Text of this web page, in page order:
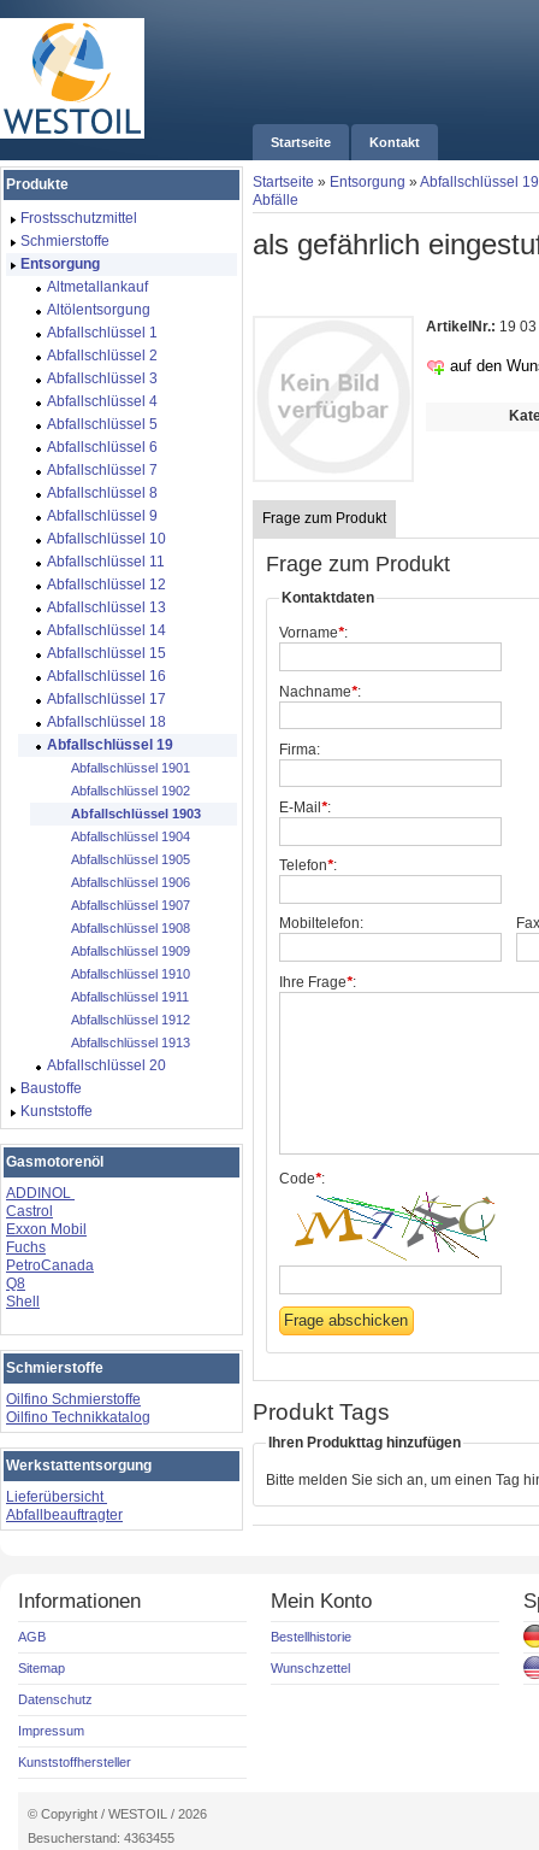
Startseite Kontakt
Startseite » Entsorgung »Abfallschlüssel 19
Abfälle
als gefährlich
ArtikelNr.: 19
auf den
Frage zum Produkt
Frage zum Produkt
Kontaktdaten
Vorname*:
Nachname*:
Firma:
E-Mail *:
Telefon*:
Mobiltelefon:
Ihre Frage*:
Code*:
Produkt Tags
Ihren Produkttag hinzufügen
Bitte melden Sie sich an, um einen Tag
Produkte
Frostsschutzmittel
Schmierstoffe
Entsorgung
Altmetallankauf
Altölentsorgung
Abfallschlüssel 1
Abfallschlüssel 2
Abfallschlüssel 3
Abfallschlüssel 4
Abfallschlüssel 5
Abfallschlüssel 6
Abfallschlüssel 7
Abfallschlüssel 8
Abfallschlüssel 9
Abfallschlüssel 10
Abfallschlüssel 11
Abfallschlüssel 12
Abfallschlüssel 13
Abfallschlüssel 14
Abfallschlüssel 15
Abfallschlüssel 16
Abfallschlüssel 17
Abfallschlüssel 18
Abfallschlüssel 19
Abfallschlüssel 1901
Abfallschlüssel 1902
Abfallschlüssel 1903
Abfallschlüssel 1904
Abfallschlüssel 1905
Abfallschlüssel 1906
Abfallschlüssel 1907
Abfallschlüssel 1908
Abfallschlüssel 1909
Abfallschlüssel 1910
Abfallschlüssel 1911
Abfallschlüssel 1912
Abfallschlüssel 1913
Abfallschlüssel 20
Baustoffe
Kunststoffe
Gasmotorenöl
ADDINOL
Castrol
Exxon Mobil
Fuchs
PetroCanada
Q8
Shell
Schmierstoffe
Oilfino Schmierstoffe
Oilfino Technikkatalog
Werkstattentsorgung
Lieferübersicht
Abfallbeauftragter
Informationen
AGB
Sitemap
Datenschutz
Impressum
Kunststoffhersteller
Mein Konto
Bestellhistorie
Wunschzettel
© Copyright / WESTOIL / 2026
Besucherstand: 4363455